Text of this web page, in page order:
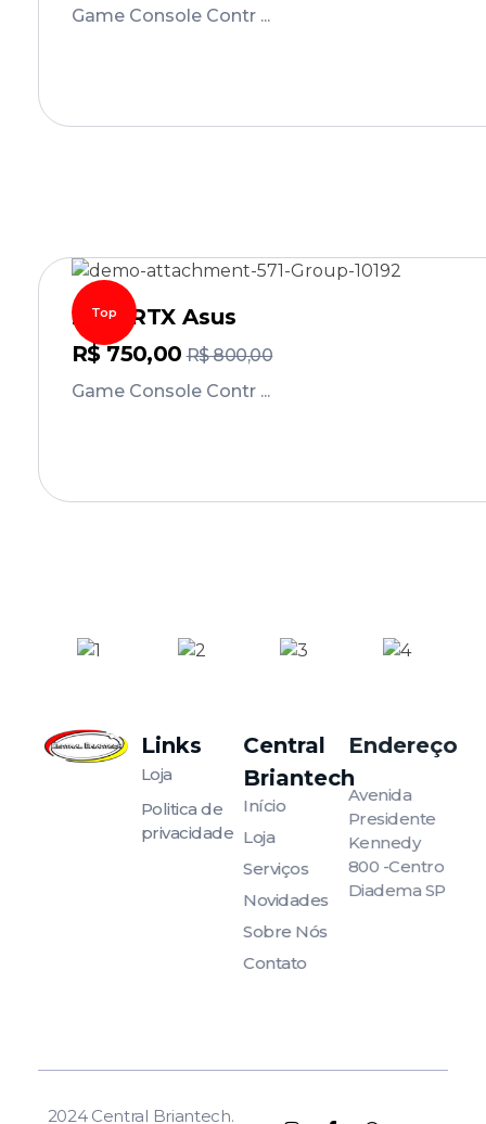
Game Console Contr ...
Top
2060RTX Asus
R$750,00 R$800,00
Game Console Contr ...
Links
Loja
Politica de
privacidade
Central
Briantech
Início
Loja
Serviços
Novidades
Sobre Nós
Contato
Endereço
Avenida
Presidente
Kennedy
800 -Centro
Diadema SP
2024 Central Briantech.